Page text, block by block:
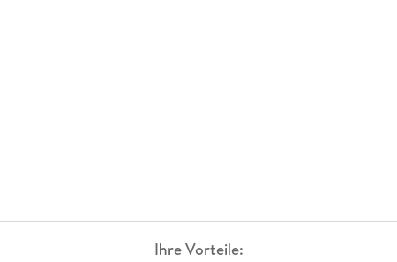
Ihre Vorteile: